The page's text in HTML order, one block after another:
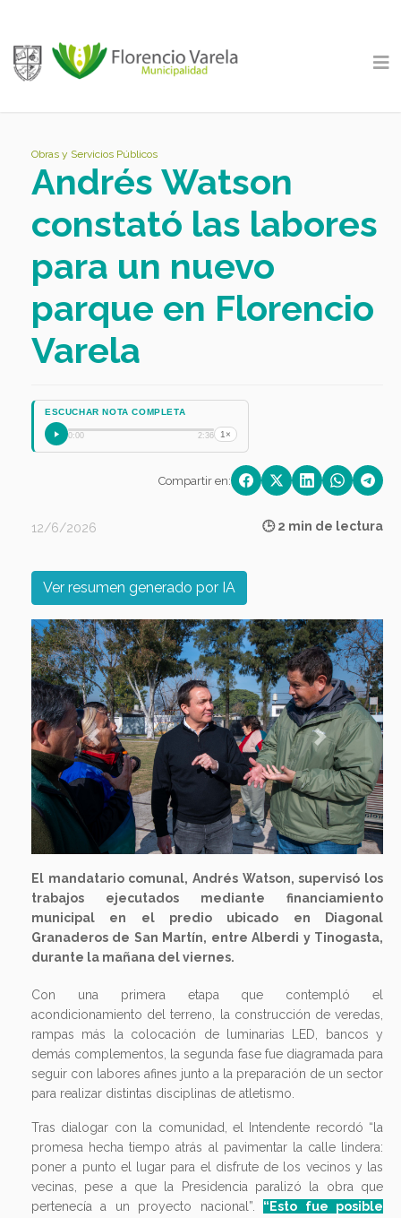
Obras y Servicios Públicos
Andrés Watson
constató las labores
para un nuevo
parque en Florencio
Varela
ESCUCHAR NOTA COMPLETA
0:00 2:36 1×
Compartir en:
12/6/2026 🕒 2 min de lectura
Ver resumen generado por IA
Previous Next
El mandatario comunal, Andrés Watson, supervisó los
trabajos ejecutados mediante financiamiento
municipal en el predio ubicado en Diagonal
Granaderos de San Martín, entre Alberdi y Tinogasta,
durante la mañana del viernes.
Con una primera etapa que contempló el
acondicionamiento del terreno, la construcción de veredas,
rampas más la colocación de luminarias LED, bancos y
demás complementos, la segunda fase fue diagramada para
seguir con labores afines junto a la preparación de un sector
para realizar distintas disciplinas de atletismo.
Tras dialogar con la comunidad, el Intendente recordó “la
promesa hecha tiempo atrás al pavimentar la calle lindera:
poner a punto el lugar para el disfrute de los vecinos y las
vecinas, pese a que la Presidencia paralizó la obra que
pertenecía a un proyecto nacional”. “Esto fue posible